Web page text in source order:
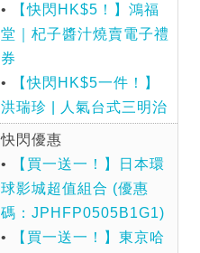
•
【快閃HK$5！】鴻福
堂｜杞子醬汁燒賣電子禮
券
•
【快閃HK$5一件！】
洪瑞珍 | 人氣台式三明治
快閃優惠
•
【買一送一！】日本環
球影城超值組合 (優惠
碼：JPHFP0505B1G1)
•
【買一送一！】東京哈